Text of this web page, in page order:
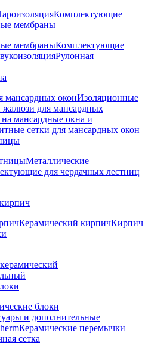
Комплектующие
мембраны
мембраныКомплектующие
Рулонная
мансардных оконИзоляционные
для мансардных
на мансардные окна и
сетки для мансардных окон
Металлические
для чердачных лестниц
Керамический кирпичКирпич
блоки
и дополнительные
Керамические перемычки
сетка